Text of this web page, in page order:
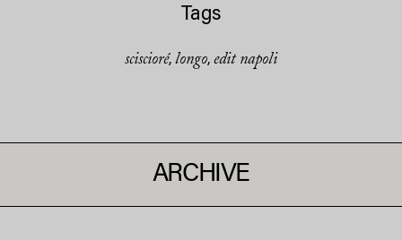
Tags
sciscioré, longo, edit napoli
ARCHIVE